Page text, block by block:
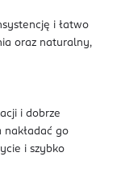
i łatwo
oraz naturalny,
i dobrze
nakładać go
i szybko